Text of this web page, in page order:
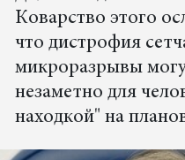
Коварство этого
что дистрофия
микроразрывы
незаметно для
находкой" на